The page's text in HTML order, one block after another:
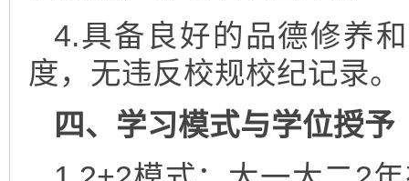
4.具备良好的品德修养
度，无违反校规校纪记录。
四、学习模式与学位授予